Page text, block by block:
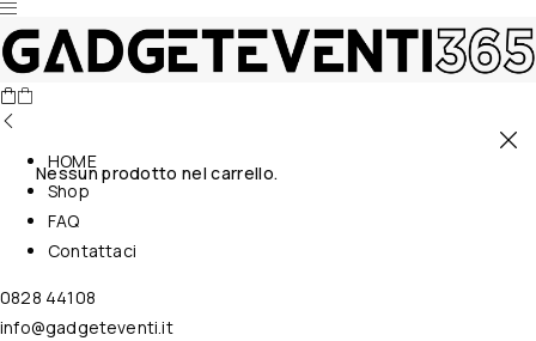
Nessun prodotto nel carrello.
HOME
Shop
FAQ
Contattaci
0828 44108
info@gadgeteventi.it